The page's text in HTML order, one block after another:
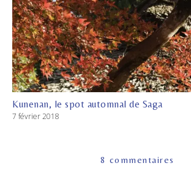
Kunenan, le spot automnal de Saga
7 février 2018
8 commentaires